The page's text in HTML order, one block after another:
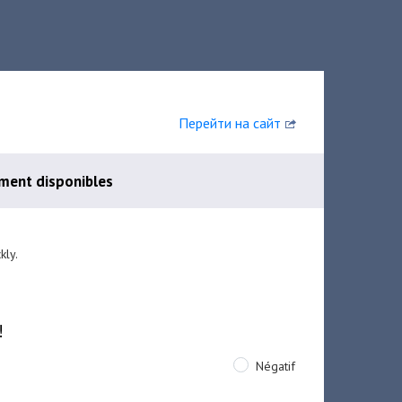
Перейти на сайт
disponibles
Négatif